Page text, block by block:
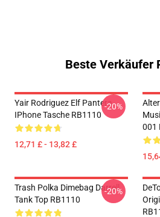
Beste Verkäufer
Yair Rodriguez Elf Pantera
IPhone Tasche RB1110
12,71 £ - 13,82 £
-20%
001
Trash Polka Dimebag Darrell
Tank Top RB1110
-20%